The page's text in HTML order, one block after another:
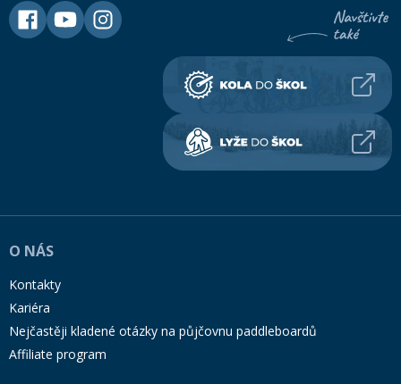
O NÁS
Kontakty
Kariéra
Nejčastěji kladené otázky na půjčovnu paddleboardů
Affiliate program